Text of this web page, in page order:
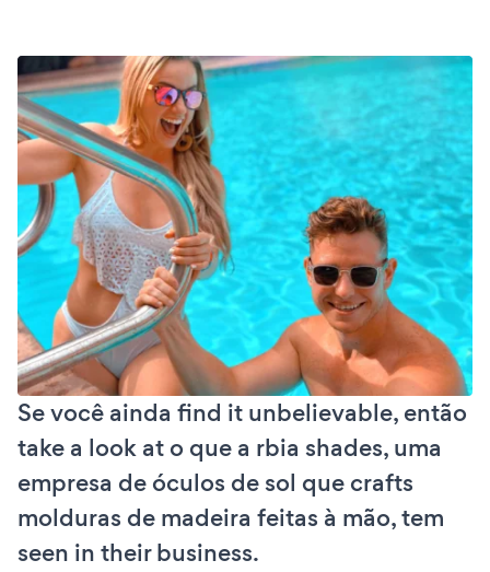
Se você ainda find it unbelievable, então
take a look at o que a rbia shades, uma
empresa de óculos de sol que crafts
molduras de madeira feitas à mão, tem
seen in their business.